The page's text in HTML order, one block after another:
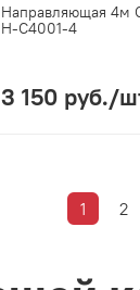
Направляющая 4м
H-C4001-4
3 150 руб./
1 2